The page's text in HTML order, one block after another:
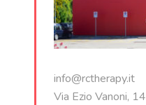
info@rctherapy.it
Via Ezio Vanoni, 14